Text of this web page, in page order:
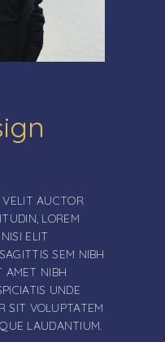
VELIT AUCTOR
LOREM
ELIT
SEM NIBH
AMET NIBH
UNDE
SIT VOLUPTATEM
LAUDANTIUM.